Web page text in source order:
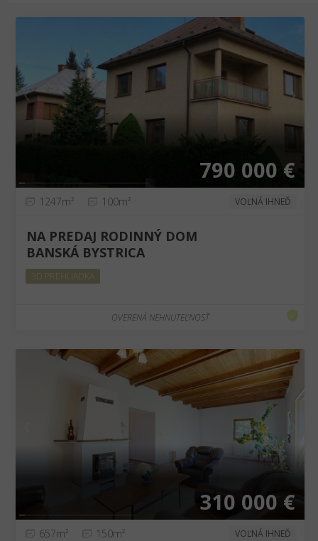
❮ ❯
790 000 €
1247m² 100m² VOĽNÁ IHNEĎ
NA PREDAJ RODINNÝ DOM
BANSKÁ BYSTRICA
3D PREHLIADKA
OVERENÁ NEHNUTEĽNOSŤ
310 000 €
657m² 150m² VOĽNÁ IHNEĎ